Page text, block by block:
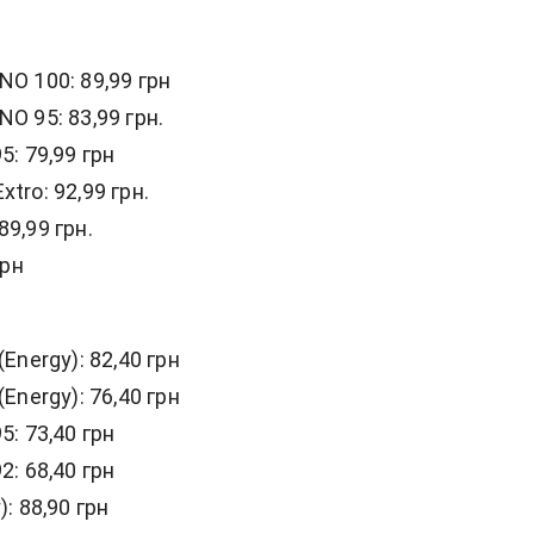
100: 89,99 грн
95: 83,99 грн.
79,99 грн
92,99 грн.
грн.
82,40 грн
76,40 грн
73,40 грн
68,40 грн
88,90 грн